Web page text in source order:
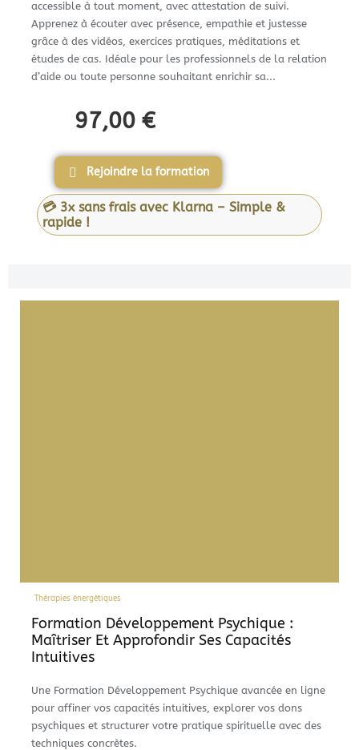
accessible à tout moment, avec attestation de suivi.
Apprenez à écouter avec présence, empathie et justesse
grâce à des vidéos, exercices pratiques, méditations et
études de cas. Idéale pour les professionnels de la relation
d’aide ou toute personne souhaitant enrichir sa...
97,00 €
Rejoindre la formation
💳 3x sans frais avec Klarna – Simple &
rapide !
Thérapies énergétiques
Formation Développement Psychique :
Maîtriser Et Approfondir Ses Capacités
Intuitives
Une Formation Développement Psychique avancée en ligne
pour affiner vos capacités intuitives, explorer vos dons
psychiques et structurer votre pratique spirituelle avec des
techniques concrètes.